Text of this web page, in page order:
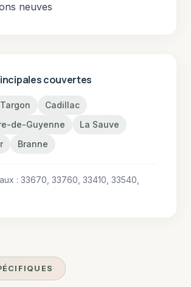
neuves
couvertes
Targon
Cadillac
de-Guyenne
La Sauve
Branne
: 33670, 33760, 33410, 33540,